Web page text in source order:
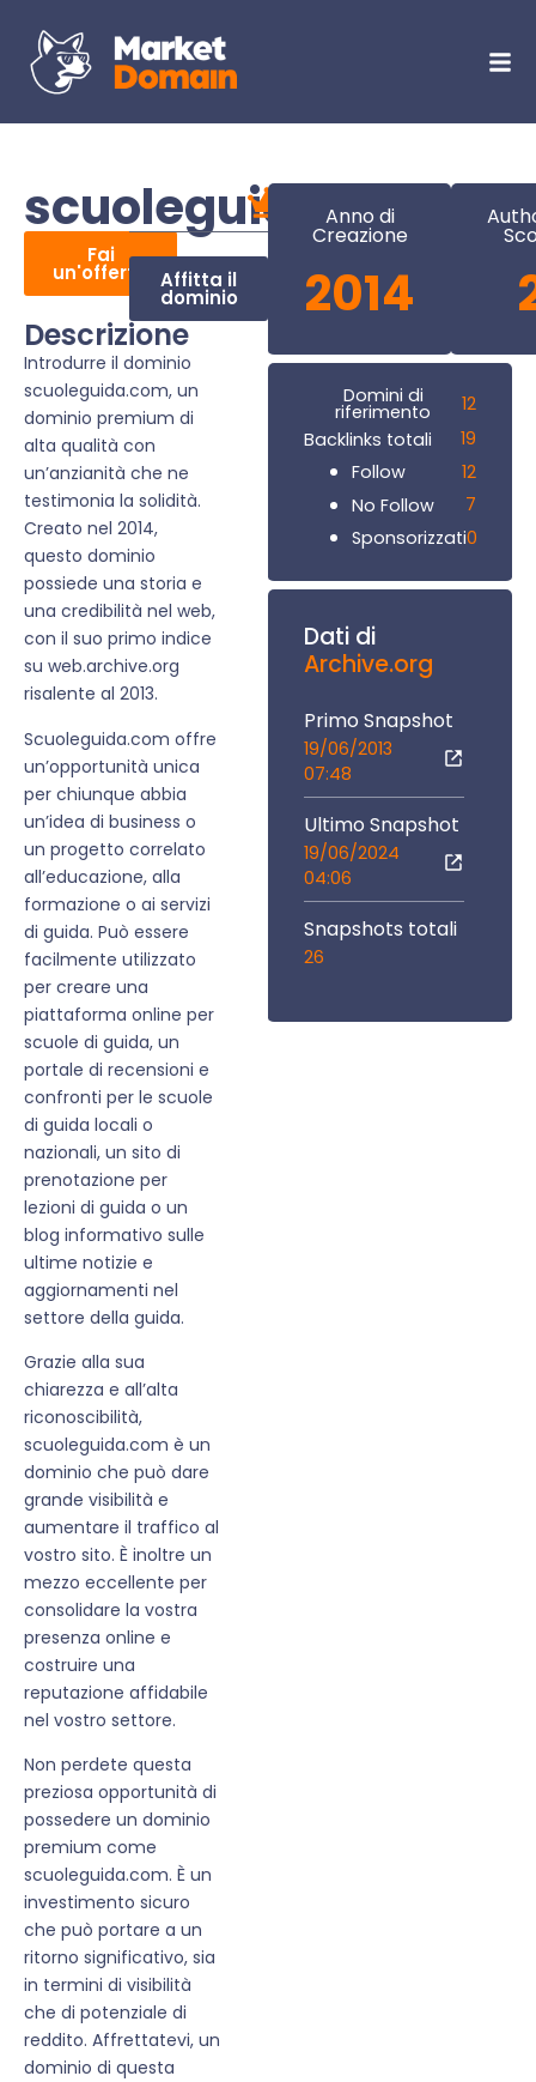
scuoleguida.com
Fai
un'offerta Affitta il
dominio
Descrizione
Introdurre il dominio
scuoleguida.com, un
dominio premium di
alta qualità con
un’anzianità che ne
testimonia la solidità.
Creato nel 2014,
questo dominio
possiede una storia e
una credibilità nel web,
con il suo primo indice
su web.archive.org
risalente al 2013.
Scuoleguida.com offre
un’opportunità unica
per chiunque abbia
un’idea di business o
un progetto correlato
all’educazione, alla
formazione o ai servizi
di guida. Può essere
facilmente utilizzato
per creare una
piattaforma online per
scuole di guida, un
portale di recensioni e
confronti per le scuole
di guida locali o
nazionali, un sito di
prenotazione per
lezioni di guida o un
blog informativo sulle
ultime notizie e
aggiornamenti nel
settore della guida.
Grazie alla sua
chiarezza e all’alta
riconoscibilità,
scuoleguida.com è un
dominio che può dare
grande visibilità e
aumentare il traffico al
vostro sito. È inoltre un
mezzo eccellente per
consolidare la vostra
presenza online e
costruire una
reputazione affidabile
nel vostro settore.
Non perdete questa
preziosa opportunità di
possedere un dominio
premium come
scuoleguida.com. È un
investimento sicuro
che può portare a un
ritorno significativo, sia
in termini di visibilità
che di potenziale di
reddito. Affrettatevi, un
dominio di questa
Anno di
Creazione
2014
Domini di
riferimento
12
Backlinks totali
19
Follow
12
No Follow
7
Sponsorizzati0
Dati di
Archive.org
Primo Snapshot
19/06/2013
07:48
Ultimo Snapshot
19/06/2024
04:06
Snapshots totali
26